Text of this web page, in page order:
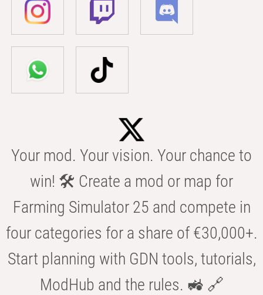
Your mod. Your vision. Your chance to
win! 🛠️ Create a mod or map for
Farming Simulator 25 and compete in
four categories for a share of €30,000+.
Start planning with GDN tools, tutorials,
ModHub and the rules. 🚜 🔗